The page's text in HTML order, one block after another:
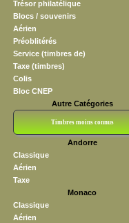
Trésor philatélique
Blocs / souvenirs
Aérien
Préoblitérés
Service (timbres de)
Taxe (timbres)
Colis
Bloc CNEP
Autre Catégories
Timbres moins connus
Andorre
Classique
Aérien
Taxe
Monaco
Classique
Aérien